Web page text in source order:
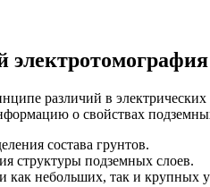
электротомография
различий в
о свойствах
состава грунтов.
структуры подземных слоев.
как небольших, так и крупных